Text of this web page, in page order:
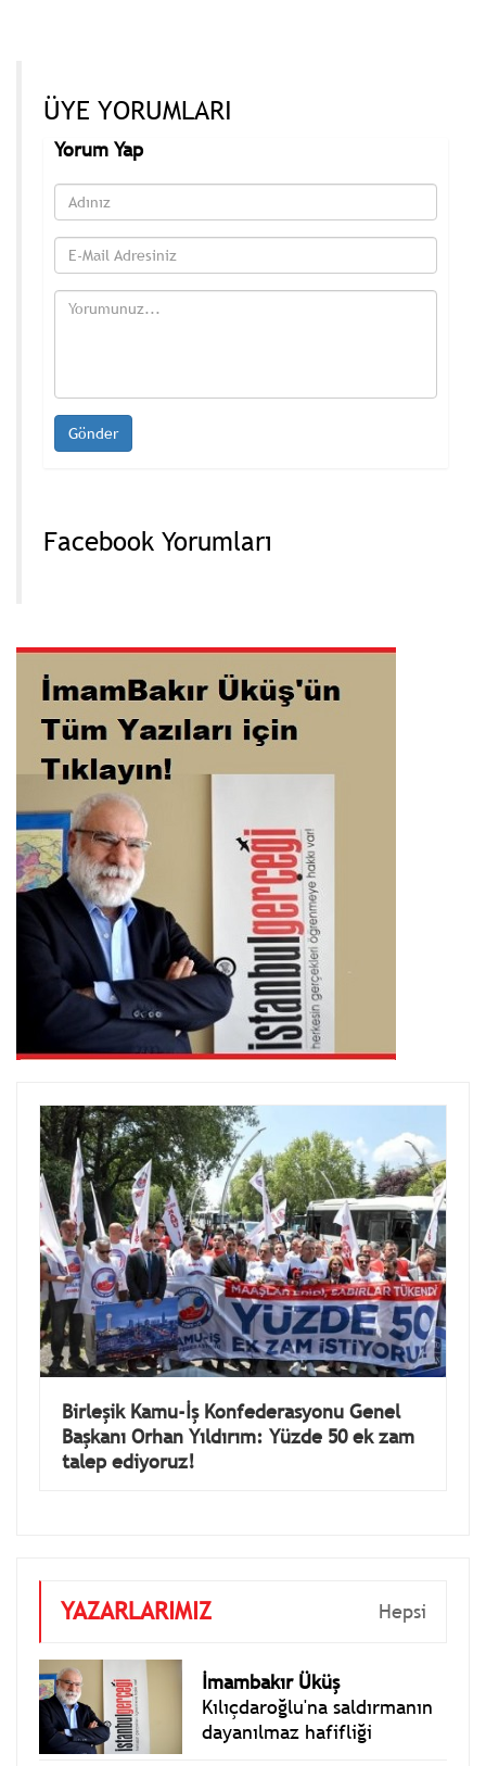
ÜYE YORUMLARI
Yorum Yap
Facebook Yorumları
Birleşik Kamu-İş Konfederasyonu Genel
Başkanı Orhan Yıldırım: Yüzde 50 ek zam
talep ediyoruz!
YAZARLARIMIZ Hepsi
İmambakır Üküş
Kılıçdaroğlu'na saldırmanın
dayanılmaz hafifliği